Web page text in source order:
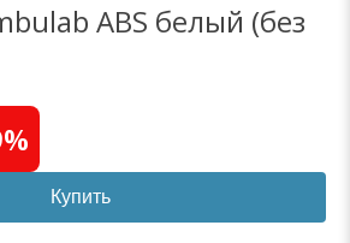
ABS белый (без
%
Купить